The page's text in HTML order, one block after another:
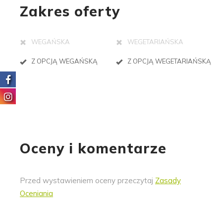
Zakres oferty
WEGAŃSKA WEGETARIAŃSKA
Z OPCJĄ WEGAŃSKĄ Z OPCJĄ WEGETARIAŃSKĄ
Oceny i komentarze
Przed wystawieniem oceny przeczytaj Zasady
Oceniania